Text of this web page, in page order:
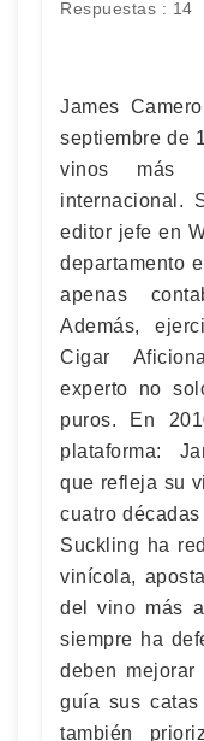
Respuestas : 14
James
septiembre de
vinos más
internacional.
editor jefe en
departamento
apenas
Además,
Cigar
experto no
puros. En
plataforma:
que refleja su
cuatro
Suckling ha
vinícola,
del vino más
siempre ha
deben
guía sus
también